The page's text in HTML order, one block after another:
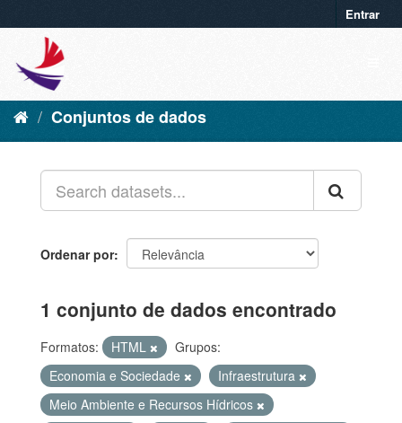
Entrar
Conjuntos de dados
Ordenar por
1 conjunto de dados encontrado
Formatos: HTML
Grupos:
Economia e Sociedade
Infraestrutura
Meio Ambiente e Recursos Hídricos